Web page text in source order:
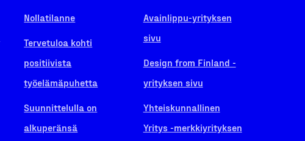
Nollatilanne
Tervetuloa kohti
positiivista
työelämäpuhetta
Suunnittelulla on
alkuperänsä
Avainlippu-yrityksen
sivu
Design from Finland -
yrityksen sivu
Yhteiskunnallinen
Yritys -merkkiyrityksen